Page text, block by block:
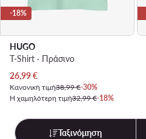
-18%
HUGO
T-Shirt · Πράσινο
Τρέχουσα τιμή
26,99€
Κανονική τιμή38,99 €-30%
Η χαμηλότερη τιμή32,99 €-18%
Ταξινόμηση